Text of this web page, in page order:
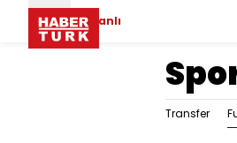
Canlı
Transfer